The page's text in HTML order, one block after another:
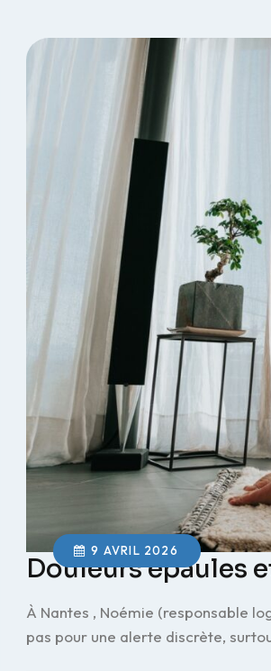
9 AVRIL 2026
Douleurs épaules
À Nantes , Noémie (responsable
pas pour une alerte discrète,